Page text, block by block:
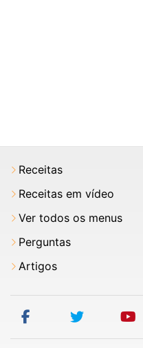
Receitas
Receitas em vídeo
Ver todos os menus
Perguntas
Artigos
facebooktwitter